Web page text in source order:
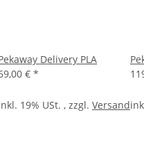
Delivery PLA
€ *
19% USt. , zzgl. Versand